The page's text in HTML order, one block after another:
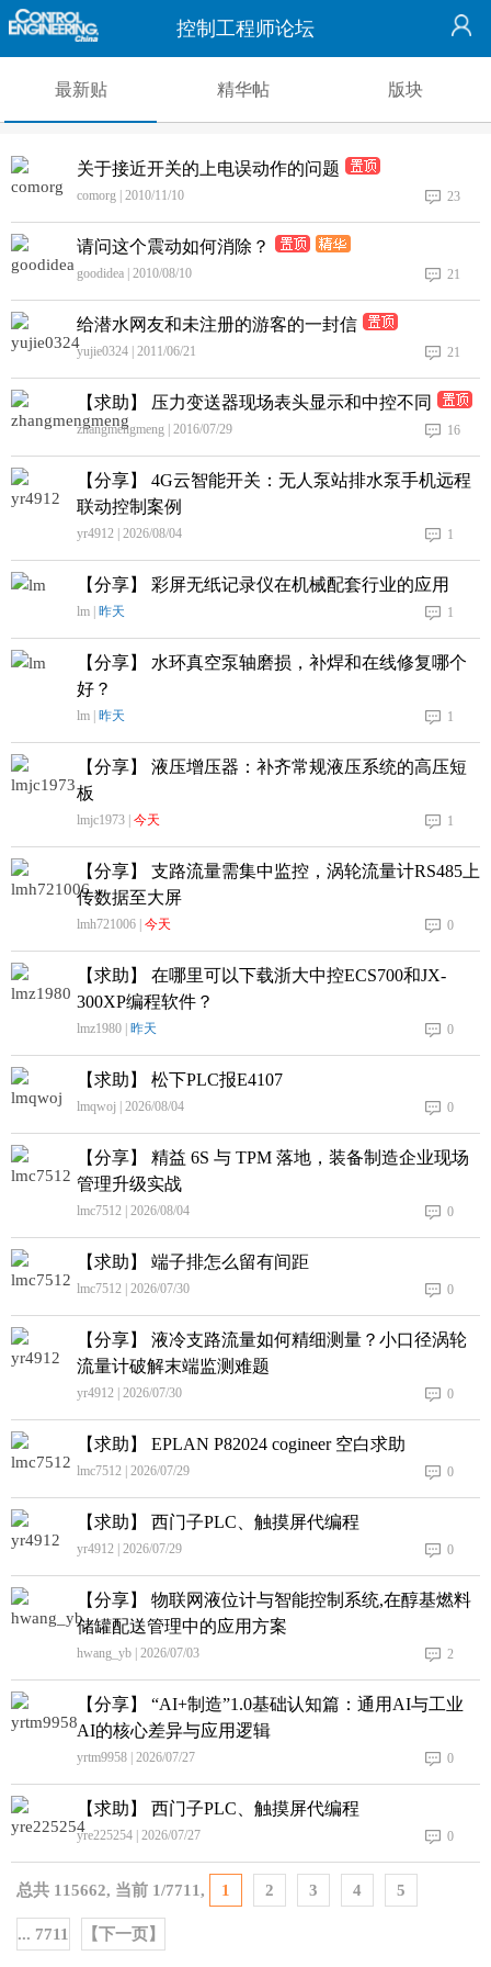
控制工程师论坛
最新贴 精华帖 版块
关于接近开关的上电误动作的问题
comorg | 2010/11/10 23
请问这个震动如何消除？
goodidea | 2010/08/10 21
给潜水网友和未注册的游客的一封信
yujie0324 | 2011/06/21 21
【求助】 压力变送器现场表头显示和中控不同
zhangmengmeng | 2016/07/29 16
【分享】 4G云智能开关：无人泵站排水泵手机远程
联动控制案例
yr4912 | 2026/08/04 1
【分享】 彩屏无纸记录仪在机械配套行业的应用
lm | 昨天 1
【分享】 水环真空泵轴磨损，补焊和在线修复哪个
好？
lm | 昨天 1
【分享】 液压增压器：补齐常规液压系统的高压短
板
lmjc1973 | 今天 1
【分享】 支路流量需集中监控，涡轮流量计RS485上
传数据至大屏
lmh721006 | 今天 0
【求助】 在哪里可以下载浙大中控ECS700和JX-
300XP编程软件？
lmz1980 | 昨天 0
【求助】 松下PLC报E4107
lmqwoj | 2026/08/04 0
【分享】 精益 6S 与 TPM 落地，装备制造企业现场
管理升级实战
lmc7512 | 2026/08/04 0
【求助】 端子排怎么留有间距
lmc7512 | 2026/07/30 0
【分享】 液冷支路流量如何精细测量？小口径涡轮
流量计破解末端监测难题
yr4912 | 2026/07/30 0
【求助】 EPLAN P82024 cogineer 空白求助
lmc7512 | 2026/07/29 0
【求助】 西门子PLC、触摸屏代编程
yr4912 | 2026/07/29 0
【分享】 物联网液位计与智能控制系统,在醇基燃料
储罐配送管理中的应用方案
hwang_yb | 2026/07/03 2
【分享】 “AI+制造”1.0基础认知篇：通用AI与工业
AI的核心差异与应用逻辑
yrtm9958 | 2026/07/27 0
【求助】 西门子PLC、触摸屏代编程
yre225254 | 2026/07/27 0
总共 115662, 当前 1/7711, 1 2 3 4 5
... 7711 【下一页】